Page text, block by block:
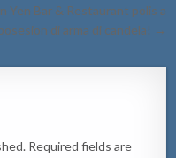
Yen Bar & Restaurant polis a
di arma di candela! →
Required fields are